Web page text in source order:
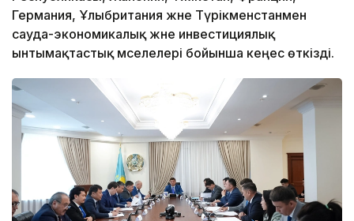
Германия, Ұлыбритания және Түрікменстанмен
сауда-экономикалық және инвестициялық
ынтымақтастық мәселелері бойынша кеңес өткізді.